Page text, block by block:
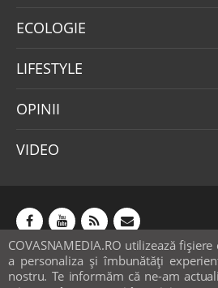
ECOLOGIE
LIFESTYLE
OPINII
VIDEO
COVASNAMEDIA.RO utilizează
a personaliza și îmbunătăți
nostru. Te informăm că ne-am
Abonamente Publicitate
Mica
Contact
Sondaje POLITICA